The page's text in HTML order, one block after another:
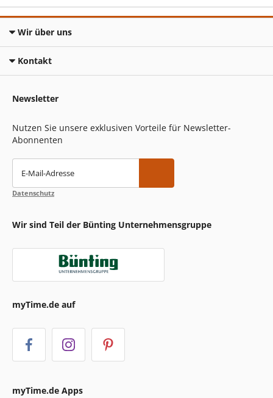
Wir über uns
Kontakt
Newsletter
Nutzen Sie unsere exklusiven Vorteile für Newsletter-
Abonnenten
E-Mail-Adresse
Datenschutz
Wir sind Teil der Bünting Unternehmensgruppe
myTime.de auf
myTime.de Apps